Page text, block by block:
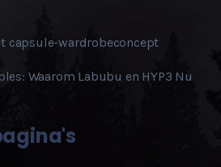
capsule-wardrobeconcept
Waarom Labubu en HYP3 Nu